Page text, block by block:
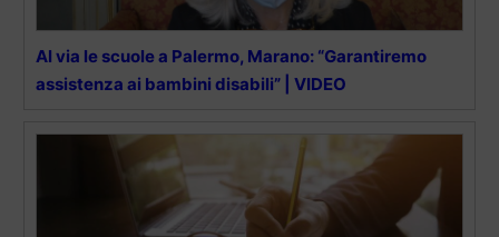
Al via le scuole a Palermo, Marano: “Garantiremo
assistenza ai bambini disabili” | VIDEO